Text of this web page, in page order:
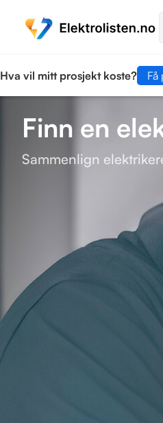
Hva vil mitt prosjekt koste? Få
Finn en
Sammenlign